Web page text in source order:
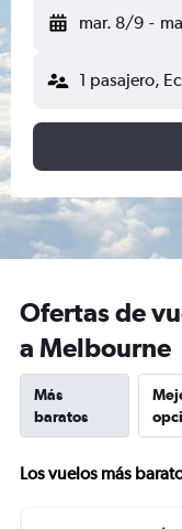
mar. 8/9 -
1 pasajero,
Ofertas de
a Melbourne
Más
baratos
Los vuelos más